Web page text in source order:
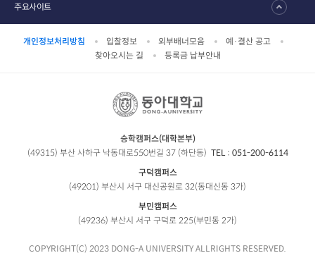
개인정보처리방침 입찰정보 외부배너모음
예·결산 공고
찾아오시는 길
등록금 납부안내
주요사이트
승학캠퍼스(대학본부)
(49315) 부산 사하구 낙동대로550번길 37 (하단동) TEL : 051-200-6114
구덕캠퍼스
(49201) 부산시 서구 대신공원로 32(동대신동 3가)
부민캠퍼스
(49236) 부산시 서구 구덕로 225(부민동 2가)
COPYRIGHT(C) 2023 DONG-A UNIVERSITY ALLRIGHTS RESERVED.